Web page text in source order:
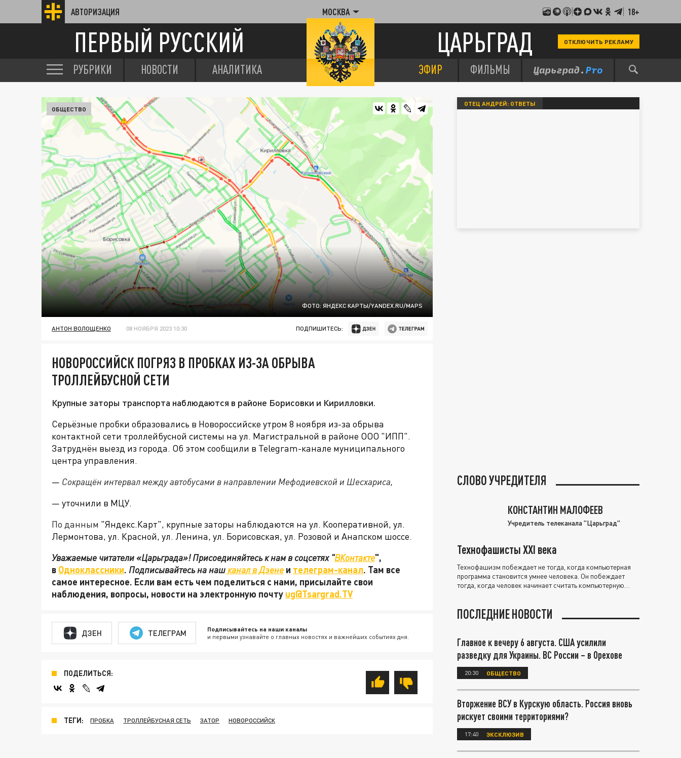
АВТОРИЗАЦИЯ МОСКВА 18+
ПЕРВЫЙ РУССКИЙ ЦАРЬГРАД ОТКЛЮЧИТЬ РЕКЛАМУ
РУБРИКИ НОВОСТИ АНАЛИТИКА ЭФИР ФИЛЬМЫ
ФОТО: ЯНДЕКС КАРТЫ/YANDEX.RU/MAPS
ОБЩЕСТВО
АНТОН ВОЛОЩЕНКО 08 НОЯБРЯ 2023 10:30 ПОДПИШИТЕСЬ:
НОВОРОССИЙСК ПОГРЯЗ В ПРОБКАХ ИЗ-ЗА ОБРЫВА
ТРОЛЛЕЙБУСНОЙ СЕТИ
Крупные заторы транспорта наблюдаются в районе Борисовки и Кирилловки.
Серьёзные пробки образовались в Новороссийске утром 8 ноября из-за обрыва
контактной сети троллейбусной системы на ул. Магистральной в районе ООО "ИПП".
Затруднён выезд из города. Об этом сообщили в Telegram-канале муниципального
центра управления.
— Сокращён интервал между автобусами в направлении Мефодиевской и Шесхариса,
— уточнили в МЦУ.
По данным "Яндекс.Карт", крупные заторы наблюдаются на ул. Кооперативной, ул.
Лермонтова, ул. Красной, ул. Ленина, ул. Борисовская, ул. Розовой и Анапском шоссе.
Уважаемые читатели «Царьграда»! Присоединяйтесь к нам в соцсетях "ВКонтакте",
в Одноклассники. Подписывайтесь на нашканал в Дзене и телеграм-канал. Там все
самое интересное. Если вам есть чем поделиться с нами, присылайте свои
наблюдения, вопросы, новости на электронную почту ug@Tsargrad.TV
ДЗЕН ТЕЛЕГРАМ Подписывайтесь на наши каналы
и первыми узнавайте о главных новостях и важнейших событиях дня.
ПОДЕЛИТЬСЯ:
ТЕГИ: ПРОБКА ТРОЛЛЕЙБУСНАЯ СЕТЬ ЗАТОР НОВОРОССИЙСК
ОТЕЦ АНДРЕЙ: ОТВЕТЫ
СЛОВО УЧРЕДИТЕЛЯ
КОНСТАНТИН МАЛОФЕЕВ
Учредитель телеканала "Царьград"
Технофашисты XXI века
Технофашизм побеждает не тогда, когда компьютерная
программа становится умнее человека. Он побеждает
тогда, когда человек начинает считать компьютерную
ПОСЛЕДНИЕ НОВОСТИ
Главное к вечеру 6 августа. США усилили
разведку для Украины. ВС России – в Орехове
20:30 ОБЩЕСТВО
Вторжение ВСУ в Курскую область. Россия вновь
рискует своими территориями?
17:40 ЭКСКЛЮЗИВ